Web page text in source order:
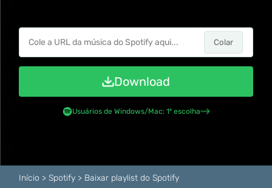
Colar
Download
Usuários de Windows/Mac: 1ª escolha
Início > Spotify > Baixar playlist do Spotify